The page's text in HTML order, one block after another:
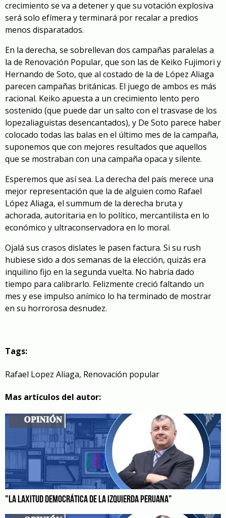
crecimiento se va a detener y que su votación explosiva
será solo efímera y terminará por recalar a predios
menos disparatados.
En la derecha, se sobrellevan dos campañas paralelas a
la de Renovación Popular, que son las de Keiko Fujimori y
Hernando de Soto, que al costado de la de López Aliaga
parecen campañas británicas. El juego de ambos es más
racional. Keiko apuesta a un crecimiento lento pero
sostenido (que puede dar un salto con el trasvase de los
lopezaliaguistas desencantados), y De Soto parece haber
colocado todas las balas en el último mes de la campaña,
suponemos que con mejores resultados que aquellos
que se mostraban con una campaña opaca y silente.
Esperemos que así sea. La derecha del país merece una
mejor representación que la de alguien como Rafael
López Aliaga, el summum de la derecha bruta y
achorada, autoritaria en lo político, mercantilista en lo
económico y ultraconservadora en lo moral.
Ojalá sus crasos dislates le pasen factura. Si su rush
hubiese sido a dos semanas de la elección, quizás era
inquilino fijo en la segunda vuelta. No habría dado
tiempo para calibrarlo. Felizmente creció faltando un
mes y ese impulso anímico lo ha terminado de mostrar
en su horrorosa desnudez.
Tags:
Rafael Lopez Aliaga, Renovación popular
Mas artículos del autor:
"LA LAXITUD DEMOCRÁTICA DE LA IZQUIERDA PERUANA"